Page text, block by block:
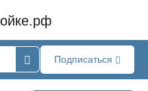
Подписаться